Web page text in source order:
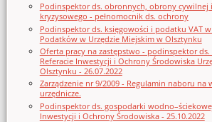
Podinspektor ds. obronnych, obrony cywilnej
kryzysowego - pełnomocnik ds. ochrony
Podinspektor ds. księgowości i podatku VAT
Podatków w Urzędzie Miejskim w Olsztynku
Oferta pracy na zastępstwo - podinspektor
Referacie Inwestycji i Ochrony Środowiska
Olsztynku - 26.07.2022
Zarządzenie nr 9/2009 - Regulamin naboru na
urzędnicze.
Podinspektor ds. gospodarki
Inwestycji i Ochrony Środowiska - 25.10.2022